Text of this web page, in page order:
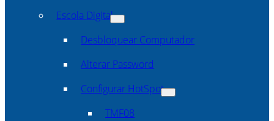
Escola Digital
Desbloquear Computador
Alterar Password
Configurar HotSpot
TMF08